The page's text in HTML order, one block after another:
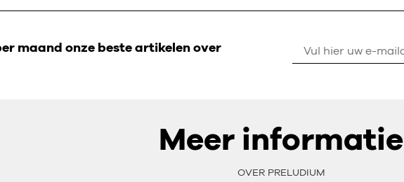
maand onze beste artikelen over
Meer informatie
OVER PRELUDIUM